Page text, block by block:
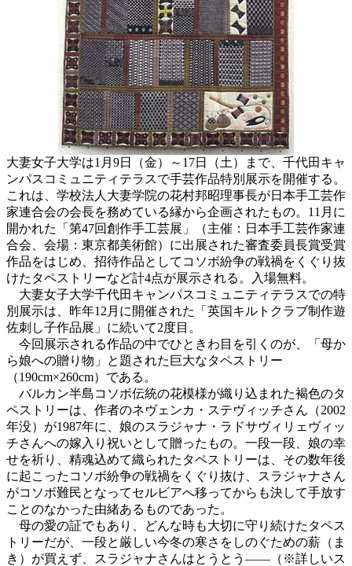
大妻女子大学は1月9日（金）～17日（土）まで、千代田キャ
ンパスコミュニティテラスで手芸作品特別展示を開催する。
これは、学校法人大妻学院の花村邦昭理事長が日本手工芸作
家連合会の会長を務めている縁から企画されたもの。11月に
開かれた「第47回創作手工芸展」（主催：日本手工芸作家連
合会、会場：東京都美術館）に出展された審査委員長賞受賞
作品をはじめ、招待作品としてコソボ紛争の戦禍をくぐり抜
けたタペストリーなど計4点が展示される。入場無料。
大妻女子大学千代田キャンパスコミュニティテラスでの特
別展示は、昨年12月に開催された「英国キルトクラブ制作遊
佐刺し子作品展」に続いて2度目。
今回展示される作品の中でひときわ目を引くのが、「母か
ら娘への贈り物」と題された巨大なタペストリー
（190cm×260cm）である。
バルカン半島コソボ伝統の花模様が織り込まれた褐色のタ
ペストリーは、作者のネヴェンカ・ステヴィッチさん（2002
年没）が1987年に、娘のスラジャナ・ラドサヴィリェヴィッ
チさんへの嫁入り祝いとして贈ったもの。一段一段、娘の幸
せを祈り、精魂込めて織られたタペストリーは、その数年後
に起こったコソボ紛争の戦禍をくぐり抜け、スラジャナさん
がコソボ難民となってセルビアへ移ってからも決して手放す
ことのなかった由緒あるものであった。
母の愛の証でもあり、どんな時も大切に守り続けたタペス
トリーだが、一段と厳しい今冬の寒さをしのぐための薪（ま
き）が買えず、スラジャナさんはとうとう――（※詳しいス